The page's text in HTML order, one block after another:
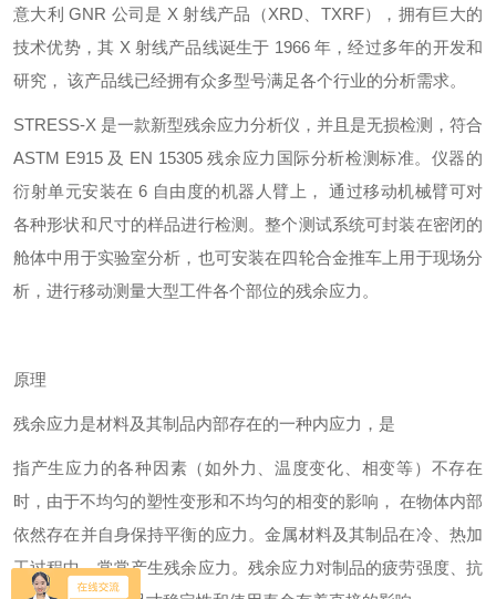
意大利 GNR 公司是 X 射线产品（XRD、TXRF），拥有巨大的
技术优势，其 X 射线产品线诞生于 1966 年，经过多年的开发和
研究， 该产品线已经拥有众多型号满足各个行业的分析需求。
STRESS-X 是一款新型残余应力分析仪，并且是无损检测，符合
ASTM E915 及 EN 15305 残余应力国际分析检测标准。仪器的
衍射单元安装在 6 自由度的机器人臂上， 通过移动机械臂可对
各种形状和尺寸的样品进行检测。整个测试系统可封装在密闭的
舱体中用于实验室分析，也可安装在四轮合金推车上用于现场分
析，进行移动测量大型工件各个部位的残余应力。
原理
残余应力是材料及其制品内部存在的一种内应力，是
指产生应力的各种因素（如外力、温度变化、相变等）不存在
时，由于不均匀的塑性变形和不均匀的相变的影响， 在物体内部
依然存在并自身保持平衡的应力。金属材料及其制品在冷、热加
工过程中，常常产生残余应力。残余应力对制品的疲劳强度、抗